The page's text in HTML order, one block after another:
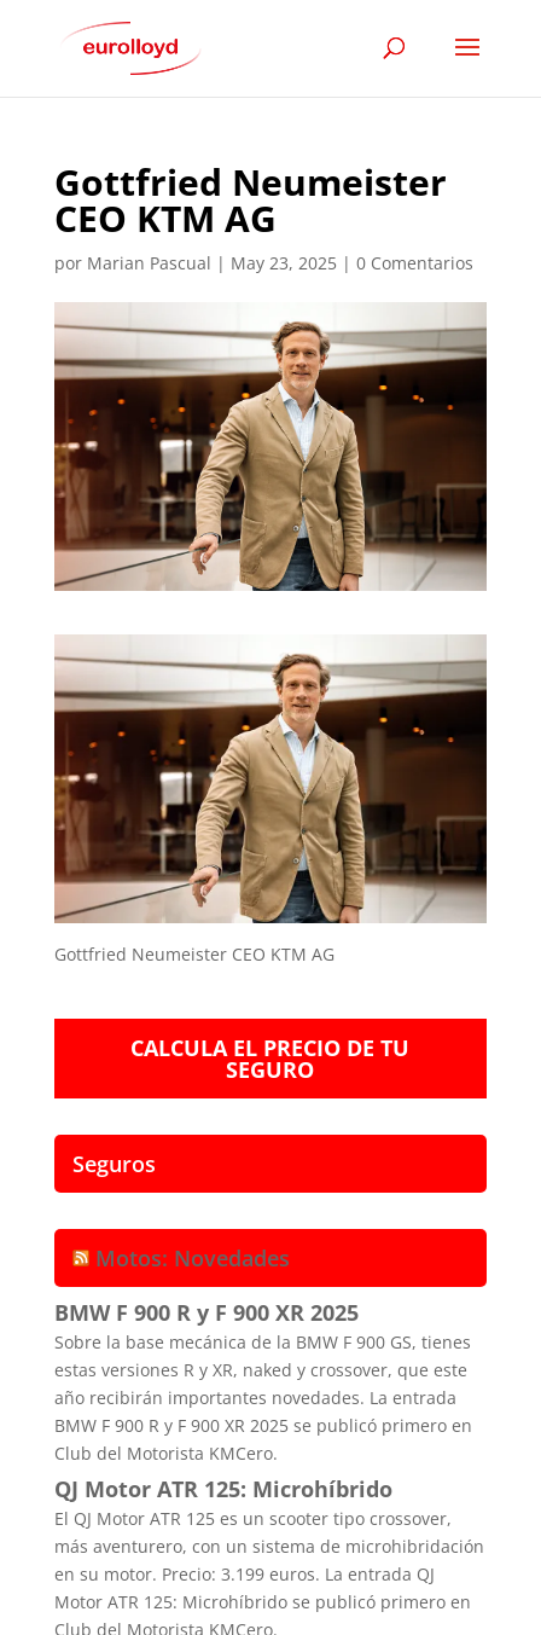
Gottfried Neumeister
CEO KTM AG
por Marian Pascual | May 23, 2025| 0 Comentarios
Gottfried Neumeister CEO KTM AG
CALCULA EL PRECIO DE TU
SEGURO
Seguros
Motos: Novedades
BMW F 900 R y F 900 XR 2025
Sobre la base mecánica de la BMW F 900 GS, tienes
estas versiones R y XR, naked y crossover, que este
año recibirán importantes novedades. La entrada
BMW F 900 R y F 900 XR 2025 se publicó primero en
Club del Motorista KMCero.
QJ Motor ATR 125: Microhíbrido
El QJ Motor ATR 125 es un scooter tipo crossover,
más aventurero, con un sistema de microhibridación
en su motor. Precio: 3.199 euros. La entrada QJ
Motor ATR 125: Microhíbrido se publicó primero en
Club del Motorista KMCero.